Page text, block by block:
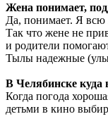
Жена понимает,
Да, понимает. Я всю
Так что жене не
и родители
Тылы надежные
В Челябинске куда
Когда погода
детьми в кино